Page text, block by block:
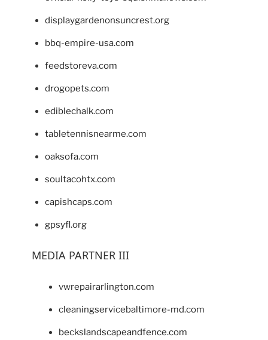
displaygardenonsuncrest.org
bbq-empire-usa.com
feedstoreva.com
drogopets.com
ediblechalk.com
tabletennisnearme.com
oaksofa.com
soultacohtx.com
capishcaps.com
gpsyfl.org
MEDIA PARTNER III
vwrepairarlington.com
cleaningservicebaltimore-md.com
beckslandscapeandfence.com